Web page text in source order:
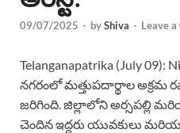
09/07/2025 - byShiva - Leave
Telanganapatrika (July
నగరంలో మత్తుపదార్థాల అక్రమ
జరిగింది. జిల్లాలోని అర్సపల్లి
చెందిన ఇద్దరు యువకులు